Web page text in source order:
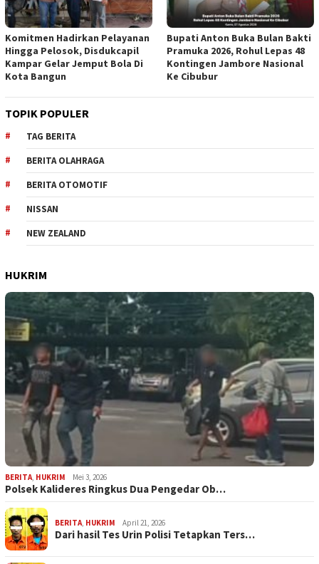
Komitmen Hadirkan Pelayanan
Hingga Pelosok, Disdukcapil
Kampar Gelar Jemput Bola Di
Kota Bangun
Bupati Anton Buka Bulan Bakti
Pramuka 2026, Rohul Lepas 48
Kontingen Jambore Nasional
Ke Cibubur
TOPIK POPULER
TAG BERITA
BERITA OLAHRAGA
BERITA OTOMOTIF
NISSAN
NEW ZEALAND
HUKRIM
BERITA, HUKRIM Mei 3, 2026
Polsek Kalideres Ringkus Dua Pengedar Ob…
BERITA, HUKRIM April 21, 2026
Dari hasil Tes Urin Polisi Tetapkan Ters…